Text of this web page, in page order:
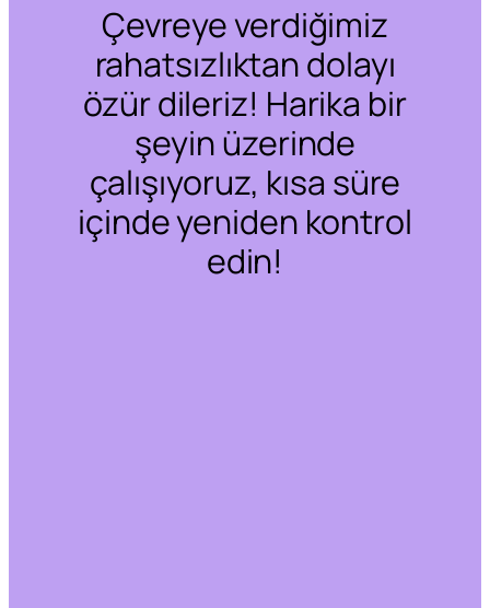
Çevreye verdiğimiz
rahatsızlıktan dolayı
özür dileriz! Harika bir
şeyin üzerinde
çalışıyoruz, kısa süre
içinde yeniden kontrol
edin!